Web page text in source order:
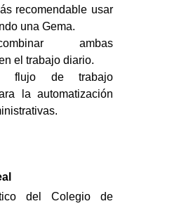
recomendable usar
una Gema.
ambas
el trabajo diario.
flujo de trabajo
la automatización
del Colegio de